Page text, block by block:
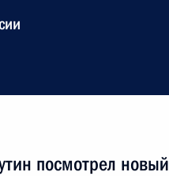
посмотрел новый